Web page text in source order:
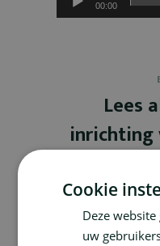
00:00
Lees
inrichting
Cookie
Deze
uw